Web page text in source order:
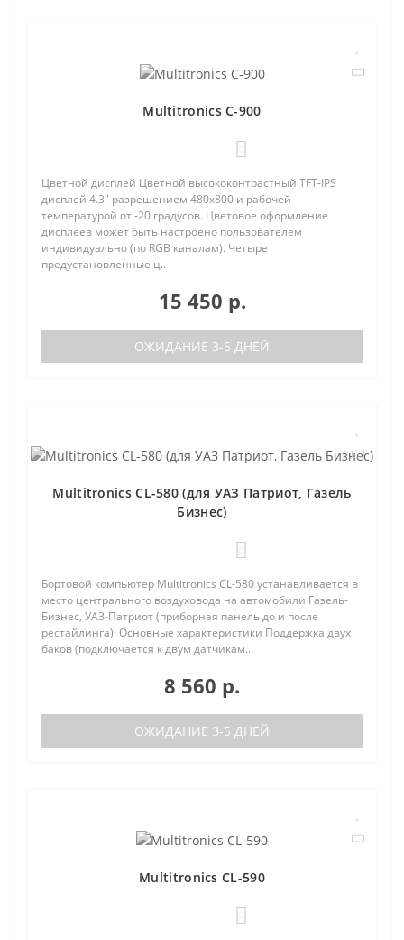
Multitronics C-900
Цветной дисплей Цветной высококонтрастный TFT-IPS
дисплей 4.3" разрешением 480х800 и рабочей
температурой от -20 градусов. Цветовое оформление
дисплеев может быть настроено пользователем
индивидуально (по RGB каналам). Четыре
предустановленные ц..
15 450 р.
ОЖИДАНИЕ 3-5 ДНЕЙ
Multitronics CL-580 (для УАЗ Патриот, Газель
Бизнес)
Бортовой компьютер Multitronics CL-580 устанавливается в
место центрального воздуховода на автомобили Газель-
Бизнес, УАЗ-Патриот (приборная панель до и после
рестайлинга). Основные характеристики Поддержка двух
баков (подключается к двум датчикам..
8 560 р.
ОЖИДАНИЕ 3-5 ДНЕЙ
Multitronics CL-590